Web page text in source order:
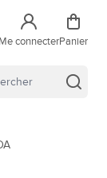
Me connecterPanier